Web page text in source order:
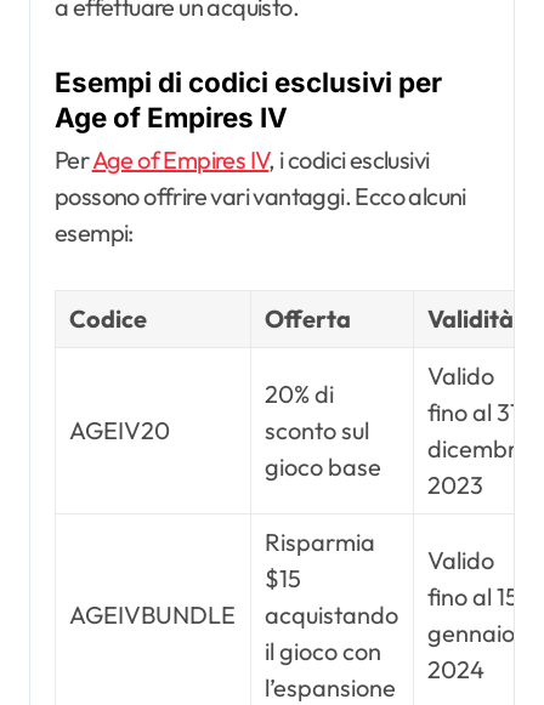
a effettuare un acquisto.
Esempi di codici esclusivi per
Age of Empires IV
PerAge of Empires IV, i codici esclusivi
possono offrire vari vantaggi. Ecco alcuni
esempi:
Codice Offerta Validità
AGEIV20
20% di
sconto sul
gioco base
Valido
fino al 31
dicembre
2023
AGEIVBUNDLE
Risparmia
$15
acquistando
il gioco con
l’espansione
Valido
fino al 15
gennaio
2024